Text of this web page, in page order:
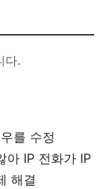
다.
를 수정
IP 전화가 IP
해결